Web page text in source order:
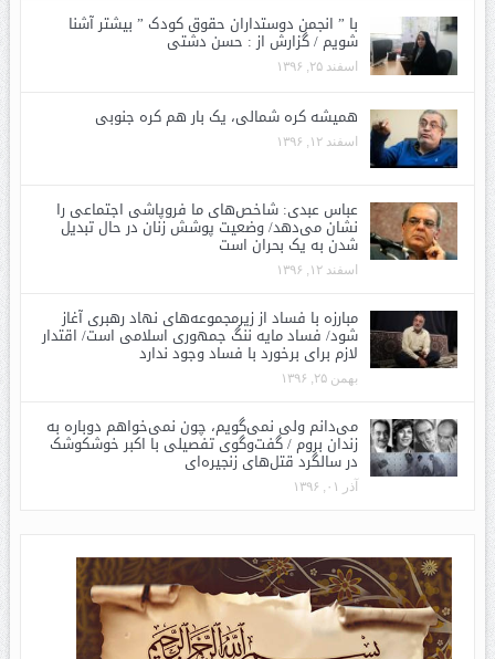
با ” انجمن دوستداران حقوق کودک ” بیشتر آشنا
شویم / گزارش از : حسن دشتی
اسفند ۲۵, ۱۳۹۶
همیشه کره شمالی، یک بار هم کره جنوبی
اسفند ۱۲, ۱۳۹۶
عباس عبدی: شاخص‌های ما فروپاشی اجتماعی را
نشان می‌دهد/ وضعیت پوشش زنان در حال تبدیل
شدن به یک بحران است
اسفند ۱۲, ۱۳۹۶
مبارزه با فساد از زیرمجموعه‌های نهاد رهبری آغاز
شود/ فساد مایه ننگ جمهوری اسلامی است/ اقتدار
لازم برای برخورد با فساد وجود ندارد
بهمن ۲۵, ۱۳۹۶
می‌دانم ولی نمی‌گویم، چون نمی‌خواهم دوباره به
زندان بروم / گفت‌وگوی تفصیلی با اکبر خوشکوشک
در سالگرد قتل‌های زنجیره‌ای
آذر ۰۱, ۱۳۹۶